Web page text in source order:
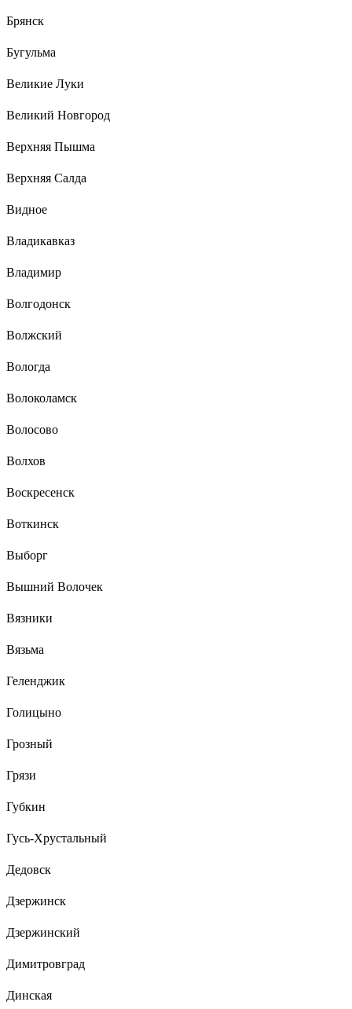
Брянск
Бугульма
Великие Луки
Великий Новгород
Верхняя Пышма
Верхняя Салда
Видное
Владикавказ
Владимир
Волгодонск
Волжский
Вологда
Волоколамск
Волосово
Волхов
Воскресенск
Воткинск
Выборг
Вышний Волочек
Вязники
Вязьма
Геленджик
Голицыно
Грозный
Грязи
Губкин
Гусь-Хрустальный
Дедовск
Дзержинск
Дзержинский
Димитровград
Динская